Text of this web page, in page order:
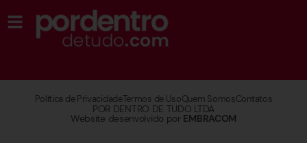
Política de PrivacidadeTermos de UsoQuem SomosContatos
POR DENTRO DE TUDO LTDA
Website desenvolvido por EMBRACOM